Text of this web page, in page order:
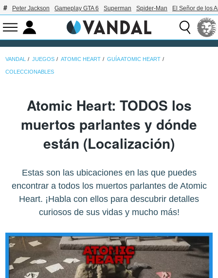
Peter Jackson Gameplay GTA 6 Superman Spider-Man El Señor de los
VANDAL JUEGOS ATOMIC HEART GUÍA ATOMIC HEART
COLECCIONABLES
Atomic Heart: TODOS los
muertos parlantes y dónde
están (Localización)
Estas son las ubicaciones en las que puedes
encontrar a todos los muertos parlantes de Atomic
Heart. ¡Habla con ellos para descubrir detalles
curiosos de sus vidas y mucho más!